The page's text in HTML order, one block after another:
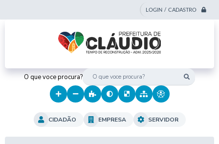
LOGIN / CADASTRO
O que voce procura?
CIDADÃO EMPRESA SERVIDOR